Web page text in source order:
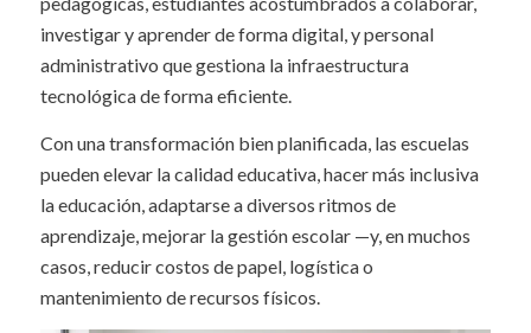
investigar y aprender de forma digital, y personal
administrativo que gestiona la infraestructura
tecnológica de forma eficiente.
Con una transformación bien planificada, las escuelas
pueden elevar la calidad educativa, hacer más inclusiva
la educación, adaptarse a diversos ritmos de
aprendizaje, mejorar la gestión escolar —y, en muchos
casos, reducir costos de papel, logística o
mantenimiento de recursos físicos.